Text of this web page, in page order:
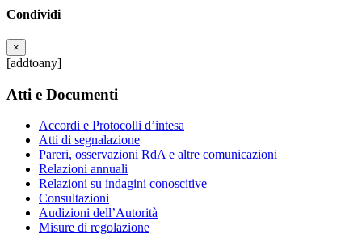
Condividi
×
[addtoany]
Atti e Documenti
Accordi e Protocolli d’intesa
Atti di segnalazione
Pareri, osservazioni RdA e altre comunicazioni
Relazioni annuali
Relazioni su indagini conoscitive
Consultazioni
Audizioni dell’Autorità
Misure di regolazione